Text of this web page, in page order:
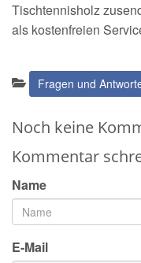
Tischtennisholz
als kostenfreien
Kategorien:
Fragen und
Noch keine
Kommentar
Name
E-Mail